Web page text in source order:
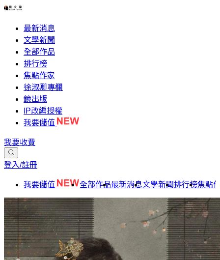
最新消息
文學新聞
全部作品
排行榜
焦點作家
徐淑卿專欄
鏡出版
IP改編授權
我要儲值
我要收費
登入/註冊
我要儲值 全部作品最新消息文學新聞排行榜焦點